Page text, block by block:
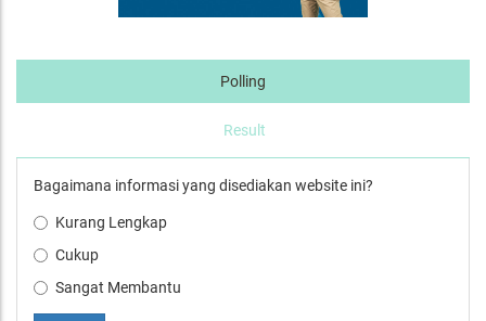
Polling
Result
Bagaimana informasi yang disediakan website ini?
Kurang Lengkap
Cukup
Sangat Membantu